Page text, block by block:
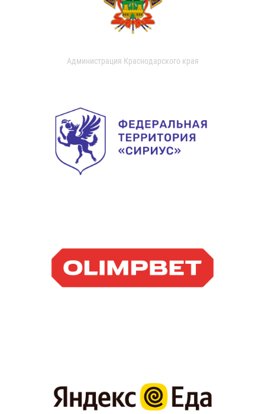
Администрация Краснодарского края